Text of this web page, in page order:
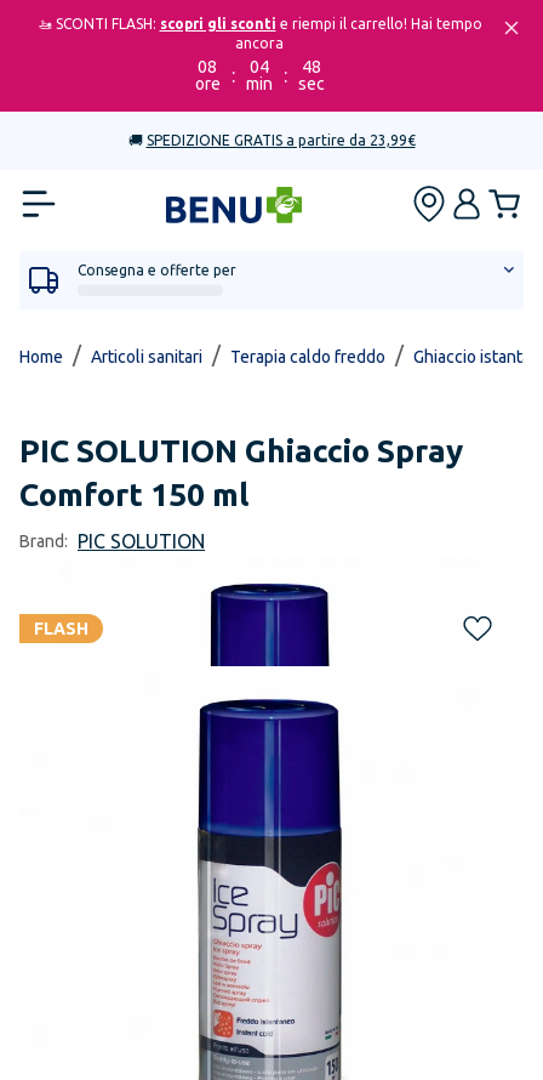
🚤 SCONTI FLASH: scopri gli sconti e riempi il carrello! Hai tempo
ancora
08
ore
:
04
min
:
48
sec
🚚 SPEDIZIONE GRATIS a partire da 23,99€
Consegna e offerte per
Home / Articoli sanitari / Terapia caldo freddo / Ghiaccio
PIC SOLUTION Ghiaccio Spray
Comfort 150 ml
Brand: PIC SOLUTION
FLASH